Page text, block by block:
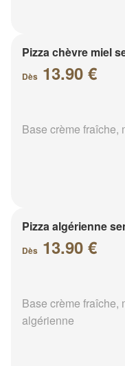
Pizza chèvre miel
Dès 13.90 €
Base crème fraîche,
Pizza algérienne
Dès 13.90 €
Base crème fraîche,
algérienne